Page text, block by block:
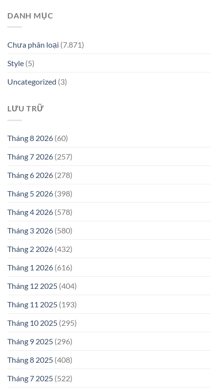
DANH MỤC
Chưa phân loại (7.871)
Style (5)
Uncategorized (3)
LƯU TRỮ
Tháng 8 2026 (60)
Tháng 7 2026 (257)
Tháng 6 2026 (278)
Tháng 5 2026 (398)
Tháng 4 2026 (578)
Tháng 3 2026 (580)
Tháng 2 2026 (432)
Tháng 1 2026 (616)
Tháng 12 2025 (404)
Tháng 11 2025 (193)
Tháng 10 2025 (295)
Tháng 9 2025 (296)
Tháng 8 2025 (408)
Tháng 7 2025 (522)